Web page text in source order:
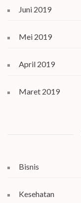
Juni 2019
Mei 2019
April 2019
Maret 2019
Bisnis
Kesehatan